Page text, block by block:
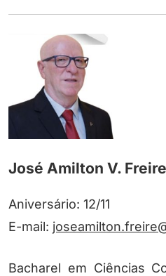
José Amilton V.
Aniversário: 12/11
E-mail:
Bacharel em Ciências